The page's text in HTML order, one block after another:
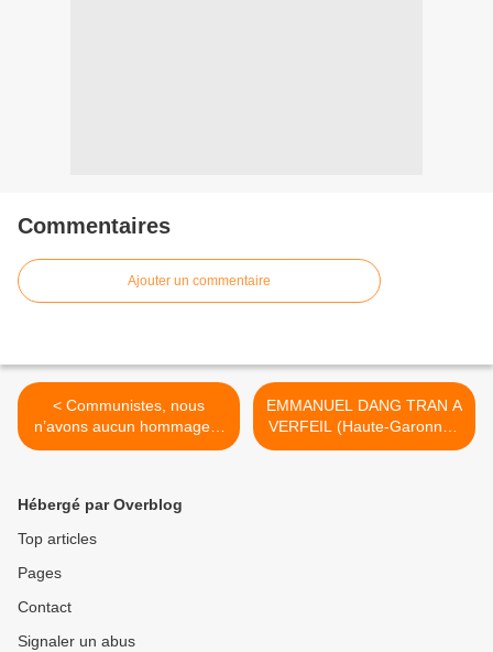
Commentaires
Ajouter un commentaire
< Communistes, nous
n’avons aucun hommage à
rendre à l’homme politique
EMMANUEL DANG TRAN A
VERFEIL (Haute-Garonne):
compte-rendu >
Hébergé par Overblog
Top articles
Pages
Contact
Signaler un abus